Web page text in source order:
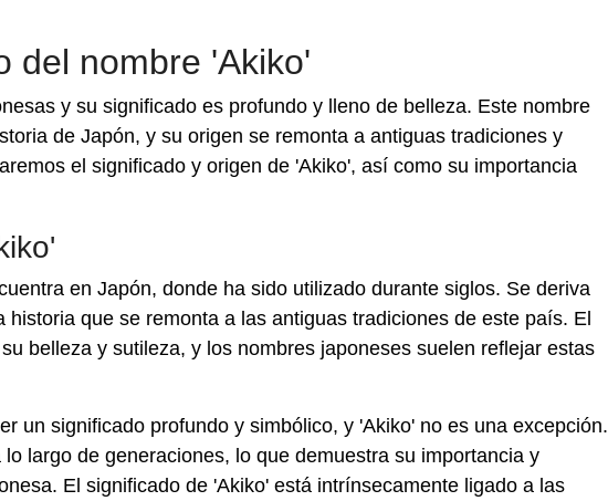
del nombre 'Akiko'
y su significado es profundo y lleno de belleza. Este nombre
de Japón, y su origen se remonta a antiguas tradiciones y
el significado y origen de 'Akiko', así como su importancia
en Japón, donde ha sido utilizado durante siglos. Se deriva
que se remonta a las antiguas tradiciones de este país. El
belleza y sutileza, y los nombres japoneses suelen reflejar estas
un significado profundo y simbólico, y 'Akiko' no es una excepción.
largo de generaciones, lo que demuestra su importancia y
El significado de 'Akiko' está intrínsecamente ligado a las